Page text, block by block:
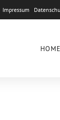
Impressum
HOME